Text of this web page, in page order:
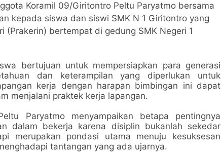
Koramil 09/Giritontro Peltu Paryatmo bersama
kepada siswa dan siswi SMK N 1 Giritontro yang
(Prakerin) bertempat di gedung SMK Negeri 1
bertujuan untuk mempersiapkan para generasi
dan keterampilan yang diperlukan untuk
kerja dengan harapan bimbingan ini dapat
menjalani praktek kerja lapangan.
Paryatmo menyampaikan betapa pentingnya
dalam bekerja karena disiplin bukanlah sekedar
merupakan pondasi utama menuju kesuksesan
tantangan yang ada ujarnya.